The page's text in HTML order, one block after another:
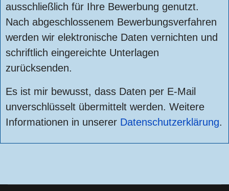
ausschließlich für Ihre Bewerbung genutzt.
Nach abgeschlossenem Bewerbungsverfahren
werden wir elektronische Daten vernichten und
schriftlich eingereichte Unterlagen
zurücksenden.
Es ist mir bewusst, dass Daten per E-Mail
unverschlüsselt übermittelt werden. Weitere
Informationen in unserer Datenschutzerklärung.